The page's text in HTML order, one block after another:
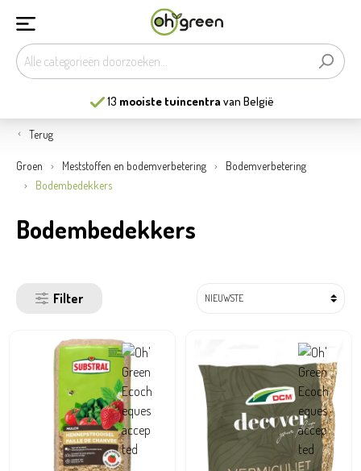
13 mooiste tuincentra van België
Terug
Groen Meststoffen en bodemverbetering
Bodemverbetering
Bodembedekkers
Bodembedekkers
Filter